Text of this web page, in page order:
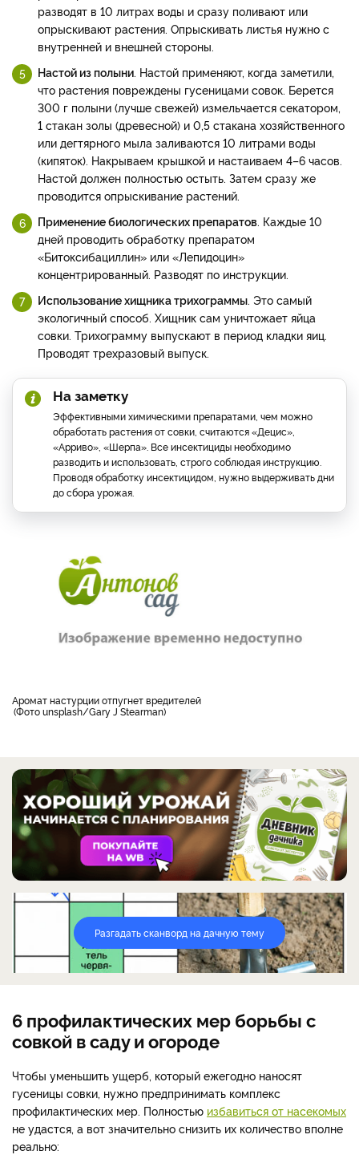
разводят в 10 литрах воды и сразу поливают или
опрыскивают растения. Опрыскивать листья нужно с
внутренней и внешней стороны.
Настой из полыни. Настой применяют, когда заметили,
что растения повреждены гусеницами совок. Берется
300 г полыни (лучше свежей) измельчается секатором,
1 стакан золы (древесной) и 0,5 стакана хозяйственного
или дегтярного мыла заливаются 10 литрами воды
(кипяток). Накрываем крышкой и настаиваем 4–6 часов.
Настой должен полностью остыть. Затем сразу же
проводится опрыскивание растений.
Применение биологических препаратов. Каждые 10
дней проводить обработку препаратом
«Битоксибациллин» или «Лепидоцин»
концентрированный. Разводят по инструкции.
Использование хищника трихограммы. Это самый
экологичный способ. Хищник сам уничтожает яйца
совки. Трихограмму выпускают в период кладки яиц.
Проводят трехразовый выпуск.
На заметку
Эффективными химическими препаратами, чем можно
обработать растения от совки, считаются «Децис»,
«Арриво», «Шерпа». Все инсектициды необходимо
разводить и использовать, строго соблюдая инструкцию.
Проводя обработку инсектицидом, нужно выдерживать дни
до сбора урожая.
аромат настурции отпугнет вредителей
Фото unsplash/Gary J Stearman
Разгадать сканворд на дачную тему
6 профилактических мер борьбы с
совкой в саду и огороде
Чтобы уменьшить ущерб, который ежегодно наносят
гусеницы совки, нужно предпринимать комплекс
профилактических мер. Полностью избавиться от насекомых
не удастся, а вот значительно снизить их количество вполне
реально: